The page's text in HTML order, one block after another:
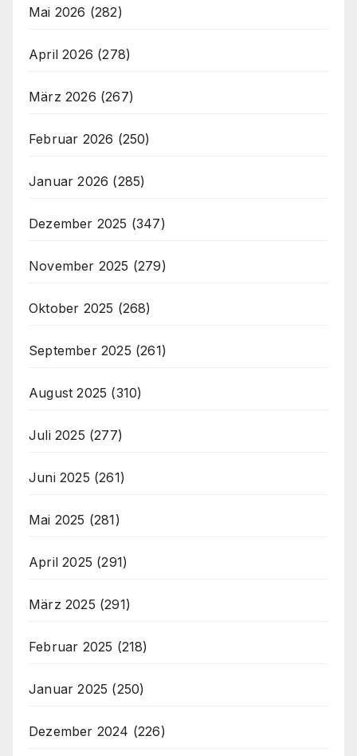
Mai 2026 (282)
April 2026 (278)
März 2026 (267)
Februar 2026 (250)
Januar 2026 (285)
Dezember 2025 (347)
November 2025 (279)
Oktober 2025 (268)
September 2025 (261)
August 2025 (310)
Juli 2025 (277)
Juni 2025 (261)
Mai 2025 (281)
April 2025 (291)
März 2025 (291)
Februar 2025 (218)
Januar 2025 (250)
Dezember 2024 (226)